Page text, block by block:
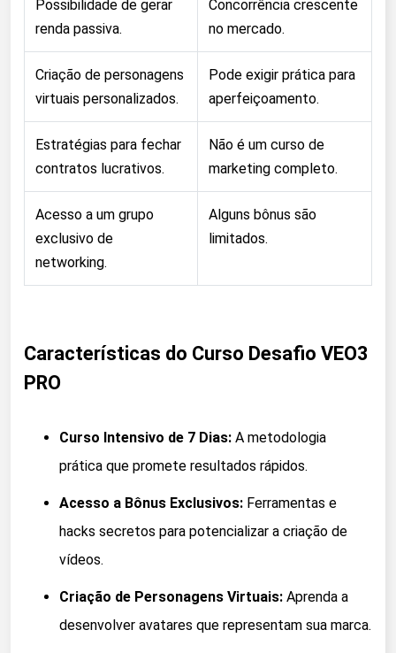
Possibilidade de gerar
renda passiva.
Concorrência crescente
no mercado.
Criação de personagens
virtuais personalizados.
Pode exigir prática para
aperfeiçoamento.
Estratégias para fechar
contratos lucrativos.
Não é um curso de
marketing completo.
Acesso a um grupo
exclusivo de
networking.
Alguns bônus são
limitados.
Características do Curso Desafio VEO3
PRO
Curso Intensivo de 7 Dias: A metodologia
prática que promete resultados rápidos.
Acesso a Bônus Exclusivos: Ferramentas e
hacks secretos para potencializar a criação de
vídeos.
Criação de Personagens Virtuais: Aprenda a
desenvolver avatares que representam sua marca.